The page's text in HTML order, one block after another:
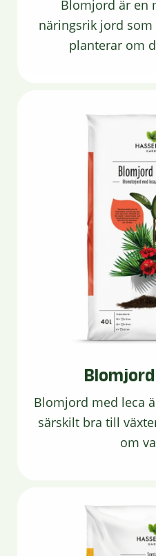
Blomjord är en
näringsrik jord
planterar om
Blomjord med leca
särskilt bra till
om